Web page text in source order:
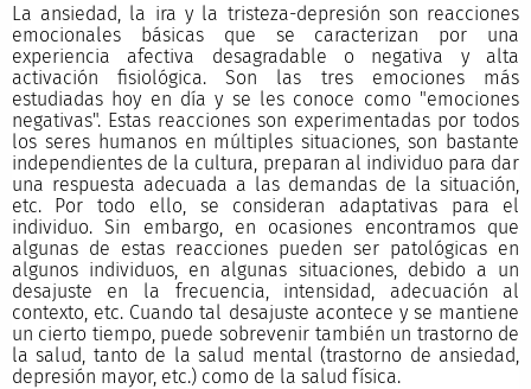
La ansiedad, la ira y la tristeza-depresión son reacciones
emocionales básicas que se caracterizan por una
experiencia afectiva desagradable o negativa y alta
activación fisiológica. Son las tres emociones más
estudiadas hoy en día y se les conoce como "emociones
negativas". Estas reacciones son experimentadas por todos
los seres humanos en múltiples situaciones, son bastante
independientes de la cultura, preparan al individuo para dar
una respuesta adecuada a las demandas de la situación,
etc. Por todo ello, se consideran adaptativas para el
individuo. Sin embargo, en ocasiones encontramos que
algunas de estas reacciones pueden ser patológicas en
algunos individuos, en algunas situaciones, debido a un
desajuste en la frecuencia, intensidad, adecuación al
contexto, etc. Cuando tal desajuste acontece y se mantiene
un cierto tiempo, puede sobrevenir también un trastorno de
la salud, tanto de la salud mental (trastorno de ansiedad,
depresión mayor, etc.) como de la salud física.